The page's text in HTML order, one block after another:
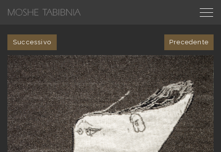
Successivo Precedente